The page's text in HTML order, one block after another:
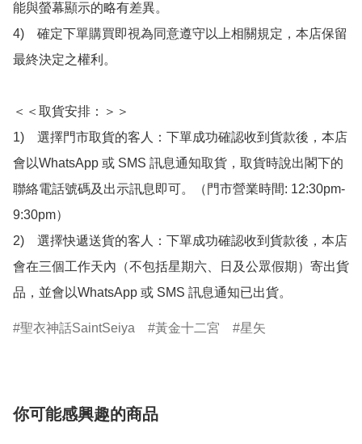
能與螢幕顯示的略有差異。
4)　確定下單購買即視為同意遵守以上相關規定，本店保留
最終決定之權利。
＜＜取貨安排：＞＞
1)　選擇門市取貨的客人：下單成功確認收到貨款後，本店
會以WhatsApp 或 SMS 訊息通知取貨，取貨時說出閣下的
聯絡電話號碼及出示訊息即可。（門市營業時間: 12:30pm-
9:30pm）
2)　選擇快遞送貨的客人：下單成功確認收到貨款後，本店
會在三個工作天內（不包括星期六、日及公眾假期）寄出貨
品，並會以WhatsApp 或 SMS 訊息通知已出貨。
聖衣神話SaintSeiya 黃金十二宮 星矢
你可能感興趣的商品